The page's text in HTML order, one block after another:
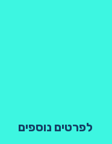
לפרטים נוספים